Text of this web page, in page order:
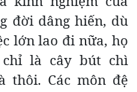
đời dâng hiến, dù
lớn lao đi nữa, họ
là cây bút chì
thôi. Các môn đệ